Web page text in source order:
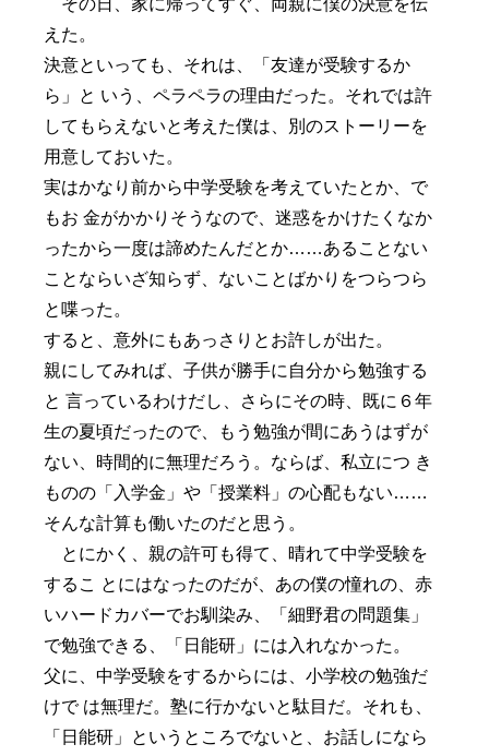
えた。
決意といっても、それは、「友達が受験するか
ら」と いう、ペラペラの理由だった。それでは許
してもらえないと考えた僕は、別のストーリーを
用意しておいた。
実はかなり前から中学受験を考えていたとか、で
もお 金がかかりそうなので、迷惑をかけたくなか
ったから一度は諦めたんだとか……あることない
ことならいざ知らず、ないことばかりをつらつら
と喋った。
すると、意外にもあっさりとお許しが出た。
親にしてみれば、子供が勝手に自分から勉強する
と 言っているわけだし、さらにその時、既に６年
生の夏頃だったので、もう勉強が間にあうはずが
ない、時間的に無理だろう。ならば、私立につ き
ものの「入学金」や「授業料」の心配もない……
そんな計算も働いたのだと思う。
とにかく、親の許可も得て、晴れて中学受験を
するこ とにはなったのだが、あの僕の憧れの、赤
いハードカバーでお馴染み、「細野君の問題集」
で勉強できる、「日能研」には入れなかった。
父に、中学受験をするからには、小学校の勉強だ
けで は無理だ。塾に行かないと駄目だ。それも、
「日能研」というところでないと、お話しになら